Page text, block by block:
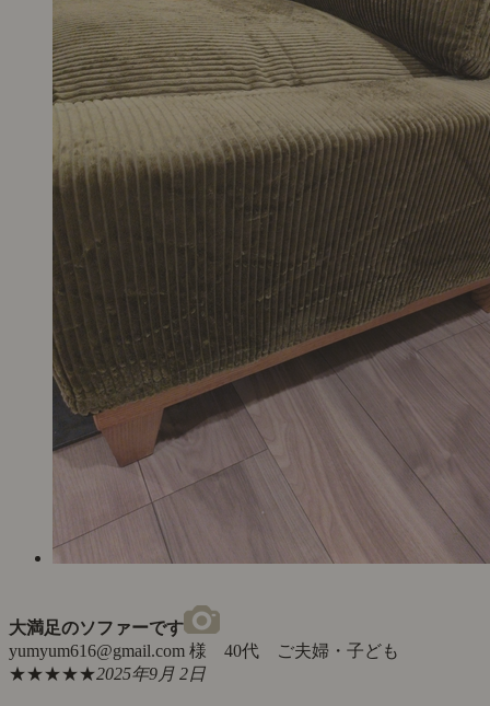
大満足のソファーです
yumyum616@gmail.com 様 40代 ご夫婦・子ども
★★★★★2025年9月 2日